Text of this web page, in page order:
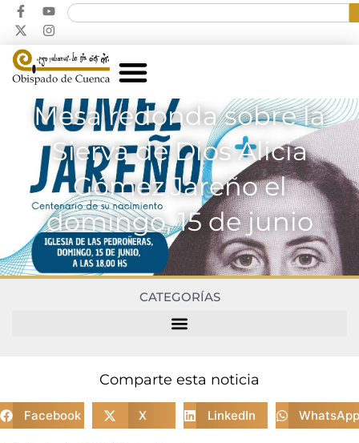
Mesa redonda sobre la
Sierva de Dios Alicia
Gómez Jareño el
domingo, 15 de junio
CATEGORÍAS
Comparte esta noticia
Facebook X LinkedIn WhatsApp